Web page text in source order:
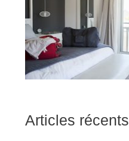
Articles récents